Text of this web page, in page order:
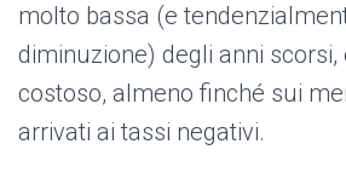
molto bassa (e
diminuzione) degli anni
costoso, almeno finché sui
arrivati ai tassi negativi.